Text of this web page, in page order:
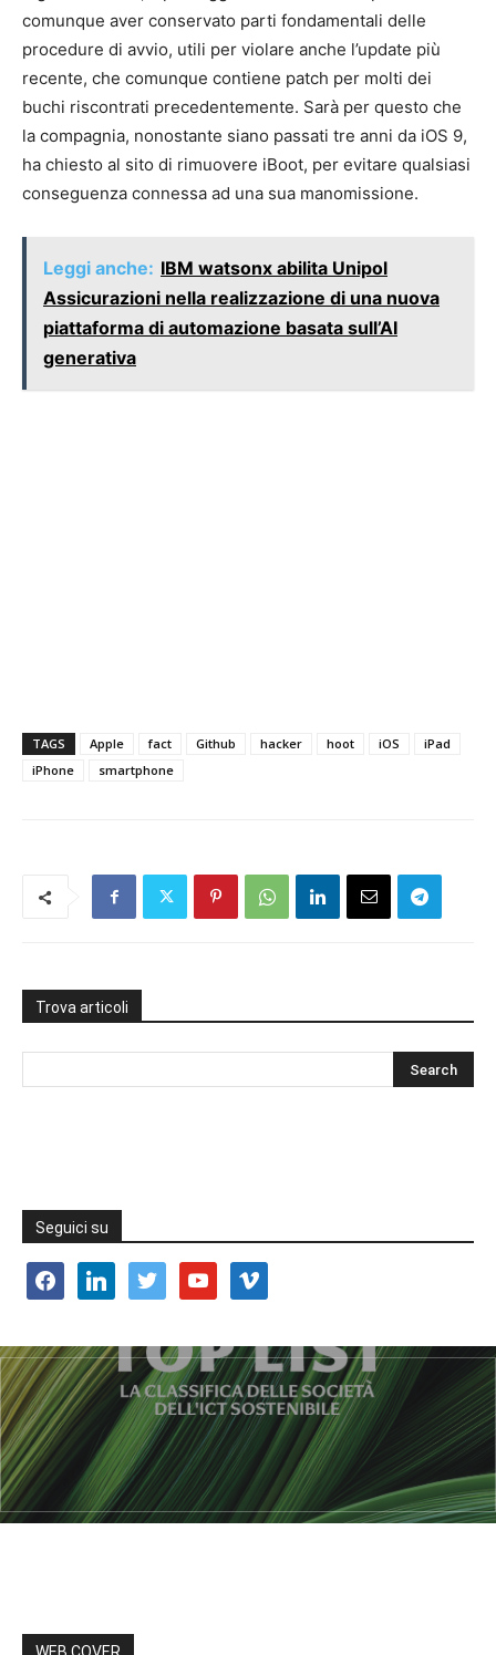
comunque aver conservato parti fondamentali delle
procedure di avvio, utili per violare anche l’update più
recente, che comunque contiene patch per molti dei
buchi riscontrati precedentemente. Sarà per questo che
la compagnia, nonostante siano passati tre anni da iOS 9,
ha chiesto al sito di rimuovere iBoot, per evitare qualsiasi
conseguenza connessa ad una sua manomissione.
Leggi anche: IBM watsonx abilita Unipol
Assicurazioni nella realizzazione di una nuova
piattaforma di automazione basata sull’AI
generativa
TAGS Apple fact Github hacker hoot iOS
iPad
iPhone
smartphone
Trova articoli
Seguici su
facebooklinkedin twitter youtube vimeo